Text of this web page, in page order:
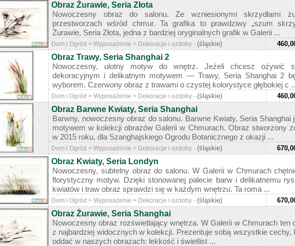
Obraz Żurawie, Seria Złota
Nowoczesny obraz do salonu. Ze wzniesionymi skrzydłami
przestworzach wśród chmur. Ta grafika to prawdziwy „szum
Żurawie, Seria Złota, jedna z bardziej oryginalnych grafik w Galerii ...
Dom i Ogród > Wyposażenie > Dekoracje i ozdoby - (śląskie)
Obraz Trawy, Seria Shanghai 2
Nowoczesny, ulotny motyw do wnętrz. Jeżeli chcesz ożywić
dekoracyjnym i delikatnym motywem — Trawy, Seria Shanghai 2
wyborem. Czerwony obraz z trawami o czystej kolorystyce głębokiej c
Dom i Ogród > Wyposażenie > Dekoracje i ozdoby - (śląskie)
Obraz Barwne Kwiaty, Seria Shanghai
Barwny, nowoczesny obraz do salonu. Barwne Kwiaty, Seria Shanghai
motywem w kolekcji obrazów Galerii w Chmurach. Obraz stworzony
w 2015 roku, dla Szanghajskiego Ogrodu Botanicznego z okazji ...
Dom i Ogród > Wyposażenie > Dekoracje i ozdoby - (śląskie)
Obraz Kwiaty, Seria Londyn
Nowoczesny, subtelny obraz do salonu. W Galerii w Chmurach
florystyczny motyw. Dzięki stonowanej palecie barw i delikatnemu
kwiatów i traw obraz sprawdzi się w każdym wnętrzu. Ta roma ...
Dom i Ogród > Wyposażenie > Dekoracje i ozdoby - (śląskie)
Obraz Żurawie, Seria Shanghai
Nowoczesny obraz rozświetlający wnętrza. W Galerii w Chmurach ten
z najbardziej widocznych w kolekcji. Prezentuje sobą wszystkie cechy,
oddać w naszych obrazach: lekkość i świetlist ...